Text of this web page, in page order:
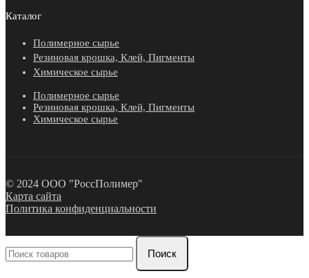
Каталог
Полимерное сырье
Резиновая крошка, Клей, Пигменты
Химическое сырье
Полимерное сырье
Резиновая крошка, Клей, Пигменты
Химическое сырье
© 2024 ООО "РоссПолимер"
Карта сайта
Политика конфиденциальности
Поиск